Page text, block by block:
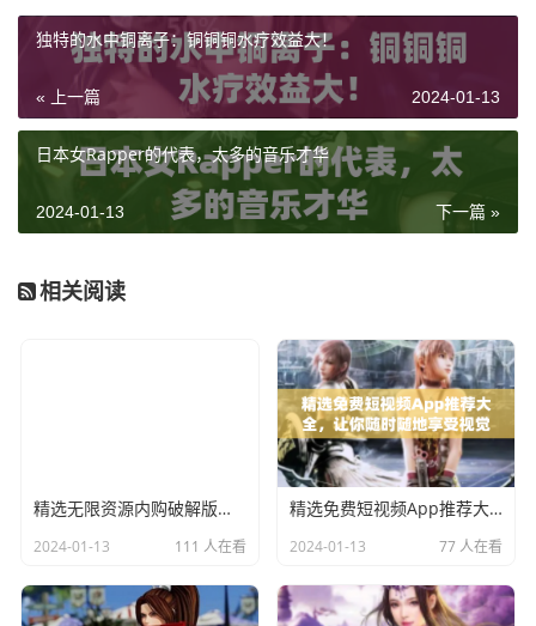
独特的水中铜离子：铜铜铜水疗效益大！
« 上一篇 2024-01-13
日本女Rapper的代表，太多的音乐才华
下一篇 »
2024-01-13
相关阅读
精选无限资源内购破解版大全，应有尽有
2024-01-13 111 人在看
精选免费短视频App推荐大全，让你随时随地享受视觉盛宴！
2024-01-13 77 人在看